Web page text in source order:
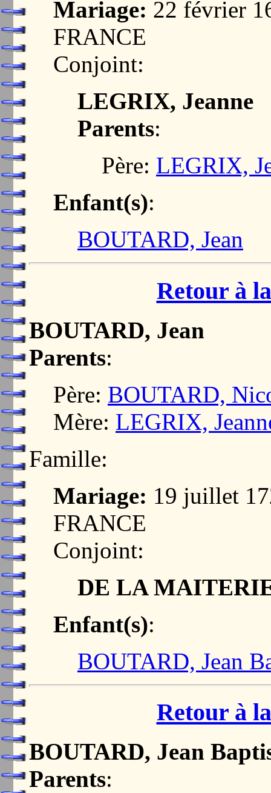
Mariage: 22 février
FRANCE
Conjoint:
LEGRIX, Jeanne
Parents:
Père: LEGRIX,
Enfant(s):
BOUTARD, Jean
Retour à
BOUTARD, Jean
Parents:
Père: BOUTARD,
Mère: LEGRIX,
Famille:
Mariage: 19 juillet
FRANCE
Conjoint:
DE LA
Enfant(s):
BOUTARD, Jean
Retour à
BOUTARD, Jean
Parents: